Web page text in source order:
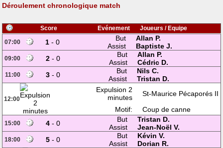
Déroulement chronologique match
Score Evénement
Joueurs / Equipe
07:00
1 - 0 But
Allan P.
Assist
Baptiste J.
09:00 2 - 0 But
Allan P.
Assist
Cédric D.
11:00 3- 0 But
Nils C.
Assist
Tristan D.
12:00
Expulsion 2
minutes
St-Maurice Pécaporés II
Motif:
Coup de canne
15:00 4 - 0 But
Tristan D.
Assist
Jean-Noël V.
18:00 5 - 0 But
Kévin V.
Assist
Dorian R.